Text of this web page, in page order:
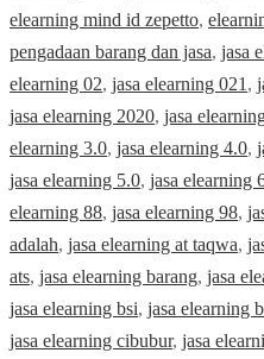
elearning mind id zepetto,
pengadaan barang dan jasa, jasa
elearning 02, jasa elearning 021,
jasa elearning 2020, jasa
elearning 3.0, jasa elearning 4.0,
jasa elearning 5.0, jasa elearning
elearning 88, jasa elearning 98,
adalah, jasa elearning at taqwa,
ats, jasa elearning barang, jasa
jasa elearning bsi, jasa elearning
jasa elearning cibubur, jasa